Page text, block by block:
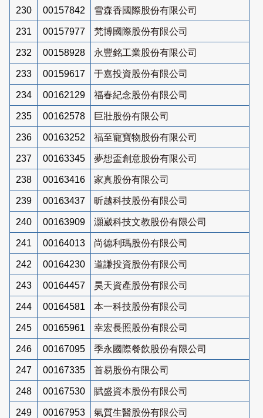
230 00157842 雪森香國際股份有限公司
231 00157977 梵博國際股份有限公司
232 00158928 永豐銘工業股份有限公司
233 00159617 于嘉投資股份有限公司
234 00162129 福春紀念股份有限公司
235 00162578 巨壯股份有限公司
236 00163252 福至寵寶物股份有限公司
237 00163345 夢想盃創意股份有限公司
238 00163416 家真股份有限公司
239 00163437 昕越科技股份有限公司
240 00163909 灝崴科技文教股份有限公司
241 00164013 尚德利瑪股份有限公司
242 00164230 道謙投資股份有限公司
243 00164457 昊天資產股份有限公司
244 00164581 本一科技股份有限公司
245 00165961 幸宏長照股份有限公司
246 00167095 季永國際餐飲股份有限公司
247 00167335 首易股份有限公司
248 00167530 賦盛資本股份有限公司
249 00167953 氣質生醫股份有限公司